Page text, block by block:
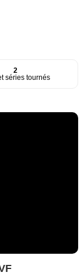
2
séries tournés